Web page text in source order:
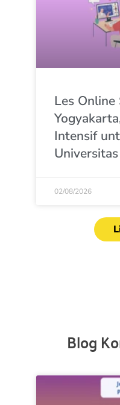
Les
Intensif
02/08/2026
Blog